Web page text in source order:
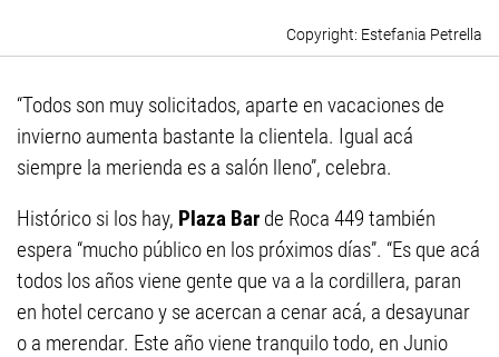
Estefania Petrella
“Todos son muy solicitados, aparte en vacaciones de
invierno aumenta bastante la clientela. Igual acá
siempre la merienda es a salón lleno”, celebra.
Histórico si los hay, Plaza Bar de Roca 449 también
espera “mucho público en los próximos días”. “Es que acá
todos los años viene gente que va a la cordillera, paran
en hotel cercano y se acercan a cenar acá, a desayunar
o a merendar. Este año viene tranquilo todo, en Junio